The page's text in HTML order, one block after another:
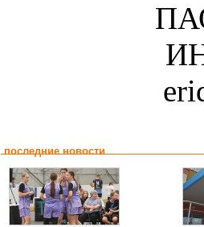
последние новости